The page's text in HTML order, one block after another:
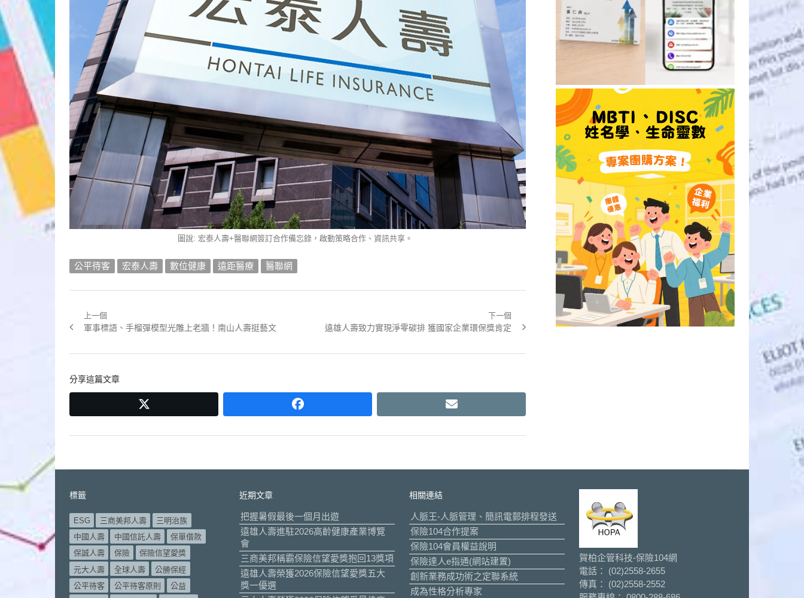
圖說: 宏泰人壽+醫聯網簽訂合作備忘錄，啟動策略合作、資訊共享。
公平待客 宏泰人壽 數位健康 遠距醫療 醫聯網
覽
上一個
Previous
軍事標語、手榴彈模型光雕上老牆！南山人壽挺藝文
下一個
Next
遠雄人壽致力實現淨零碳排 獲國家企業環保獎肯定
分享這篇文章
facebook email
標籤
ESG 三商美邦人壽
三明治族
中國人壽
中國信託人壽
保單借款
保誠人壽
保險
保險信望愛獎
元大人壽
全球人壽
公勝保經
公平待客
公平待客原則
公益
近期文章
把握暑假最後一個月出遊
遠雄人壽進駐2026高齡健康產業博覽
會
三商美邦稱霸保險信望愛獎抱回13獎項
遠雄人壽榮獲2026保險信望愛獎五大
獎一優選
相關連結
人脈王-人脈管理、簡訊電郵排程發送
保險104合作提案
保險104會員權益說明
保險達人e指通(網站建置)
創新業務成功術之定聯系統
成為性格分析專家
賀柏企管科技-保險104網
電話： (02)2558-2655
傳真： (02)2558-2552